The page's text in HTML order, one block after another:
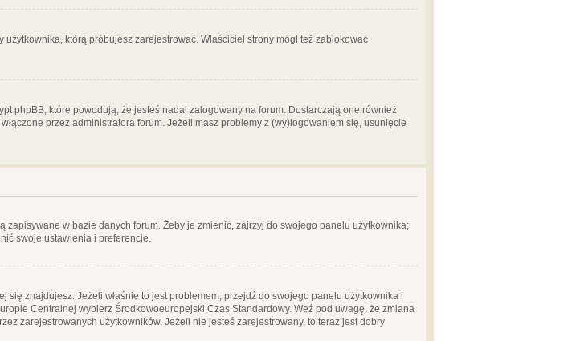
którą próbujesz zarejestrować. Właściciel strony mógł też zablokować
phpBB, które powodują, że jesteś nadal zalogowany na forum. Dostarczają one również
przez administratora forum. Jeżeli masz problemy z (wy)logowaniem się, usunięcie
w bazie danych forum. Żeby je zmienić, zajrzyj do swojego panelu użytkownika;
swoje ustawienia i preferencje.
się znajdujesz. Jeżeli właśnie to jest problemem, przejdź do swojego panelu użytkownika i
Centralnej wybierz Środkowoeuropejski Czas Standardowy. Weź pod uwagę, że zmiana
zarejestrowanych użytkowników. Jeżeli nie jesteś zarejestrowany, to teraz jest dobry